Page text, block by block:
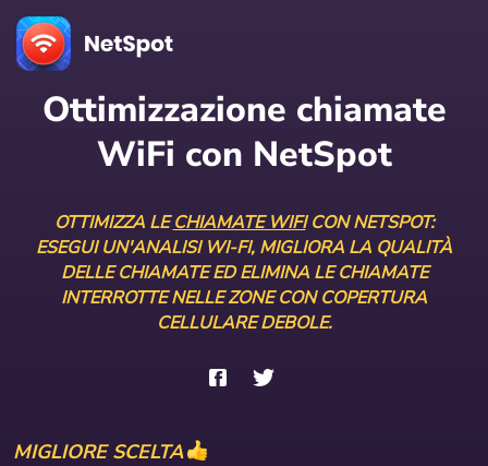
Ottimizzazione chiamate
WiFi con NetSpot
OTTIMIZZA LECHIAMATE WIFICON NETSPOT:
ESEGUI UN'ANALISI WI-FI, MIGLIORA LA QUALITÀ
DELLE CHIAMATE ED ELIMINA LE CHIAMATE
INTERROTTE NELLE ZONE CON COPERTURA
CELLULARE DEBOLE.
MIGLIORE SCELTA